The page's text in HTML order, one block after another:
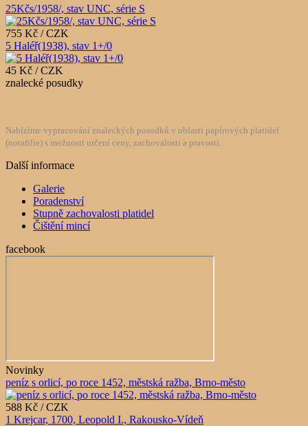
25Kčs/1958/, stav UNC, série S
755 Kč / CZK
5 Haléř(1938), stav 1+/0
45 Kč / CZK
znalecké posudky
Nabízíme vypracování znaleckých posudků v oblasti papírových platidel
(notafilie) s možností určení ceny, zachovalosti a pravosti.
Další informace
Galerie
Poradenství
Stupně zachovalosti platidel
Čištění mincí
facebook
Novinky
peníz s orlicí, po roce 1452, městská ražba, Brno-město
588 Kč / CZK
1 Krejcar, 1700, Leopold I., Rakousko-Vídeň